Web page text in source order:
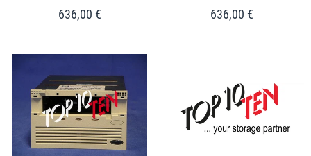
636,00 € 636,00 €